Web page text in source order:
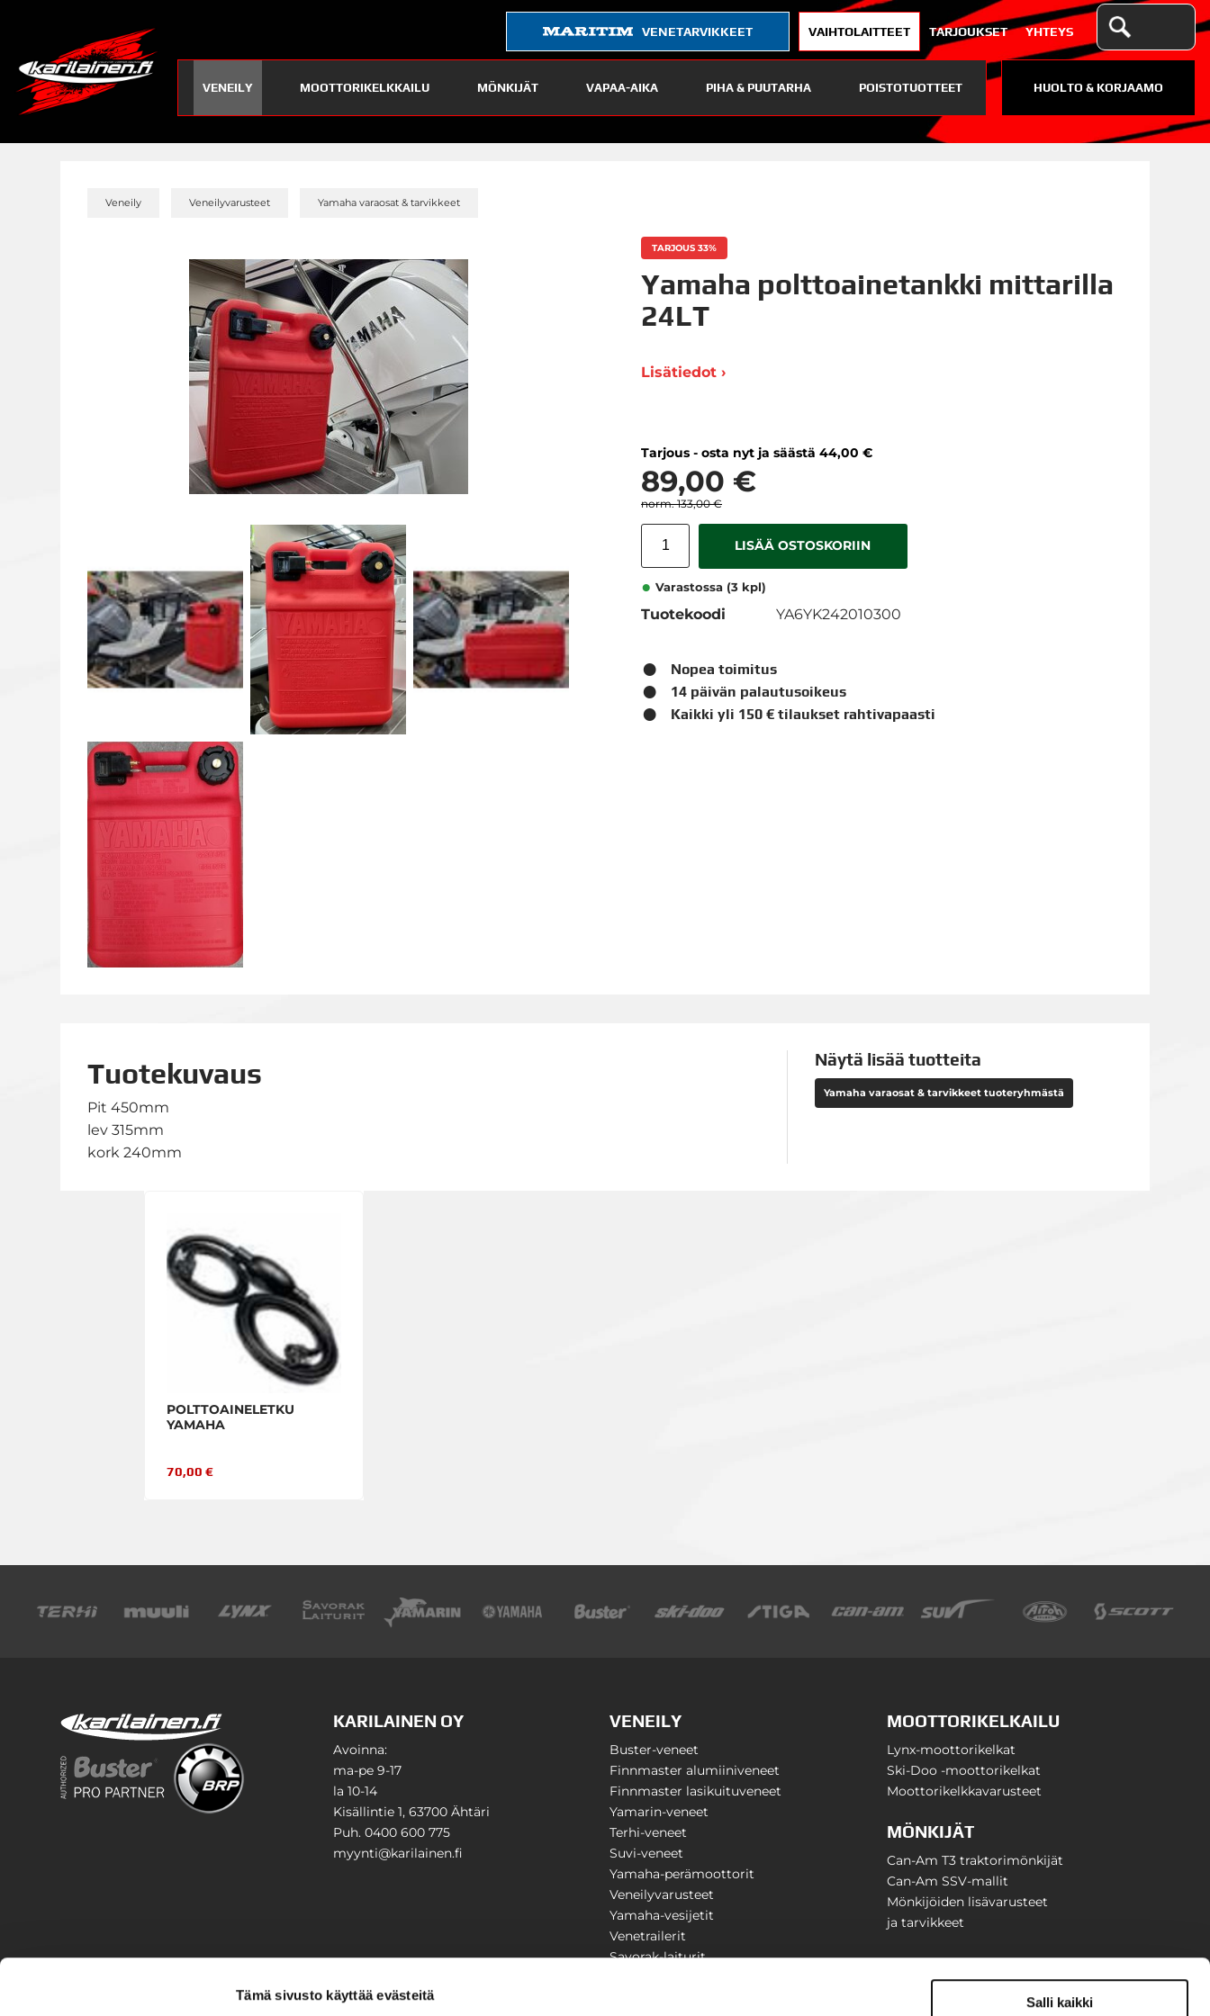
Tämä sivusto käyttää evästeitä
Salli kaikki
VENETARVIKKEET VAIHTOLAITTEET TARJOUKSET YHTEYS
VENEILY MOOTTORIKELKKAILU MÖNKIJÄT VAPAA-AIKA PIHA & PUUTARHA POISTOTUOTTEET HUOLTO & KORJAAMO
Veneily Veneilyvarusteet Yamaha varaosat & tarvikkeet
TARJOUS 33%
Yamaha polttoainetankki mittarilla
24LT
Lisätiedot ›
Tarjous - osta nyt ja säästä 44,00 €
89,00 €
133,00 €
LISÄÄ OSTOSKORIIN
Varastossa (3 kpl)
Tuotekoodi YA6YK242010300
Nopea toimitus
14 päivän palautusoikeus
Kaikki yli 150 € tilaukset rahtivapaasti
Tuotekuvaus
Pit 450mm
lev 315mm
kork 240mm
Näytä lisää tuotteita
Yamaha varaosat & tarvikkeet tuoteryhmästä
POLTTOAINELETKU
YAMAHA
70,00 €
KARILAINEN OY
Avoinna:
ma-pe 9-17
la 10-14
Kisällintie 1, 63700 Ähtäri
Puh. 0400 600 775
myynti@karilainen.fi
VENEILY
Buster-veneet
Finnmaster alumiiniveneet
Finnmaster lasikuituveneet
Yamarin-veneet
Terhi-veneet
Suvi-veneet
Yamaha-perämoottorit
Veneilyvarusteet
Yamaha-vesijetit
Venetrailerit
Savorak-laiturit
MOOTTORIKELKAILU
Lynx-moottorikelkat
Ski-Doo -moottorikelkat
Moottorikelkkavarusteet
MÖNKIJÄT
Can-Am T3 traktorimönkijät
Can-Am SSV-mallit
Mönkijöiden lisävarusteet
ja tarvikkeet
PIHA & PUUTARHA